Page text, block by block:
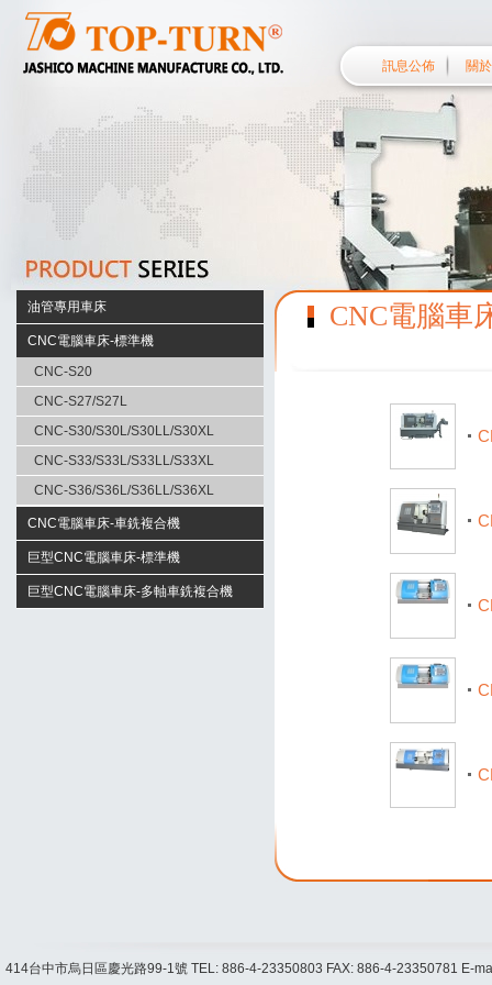
訊息公佈 關
油管專用車床
S38 系列
S50 系列
F40 系列
F56 系列
HD110
HD200
HD300
CNC電腦車床-標準機
CNC-S20
CNC-S27/S27L
CNC-S30/S30L/S30LL/S30XL
CNC-S33/S33L/S33LL/S33XL
CNC-S36/S36L/S36LL/S36XL
CNC電腦車床-車銑複合機
CNC-S20C
CNC-S27C/S27LC
CNC-S30C/S30LC/S30LLC/S30XL
巨型CNC電腦車床-標準機
CNC-S38
巨型CNC電腦車床-多軸車銑複合機
CNC電腦車
414台中市烏日區慶光路99-1號 TEL: 886-4-23350803 FAX: 886-4-23350781 E-